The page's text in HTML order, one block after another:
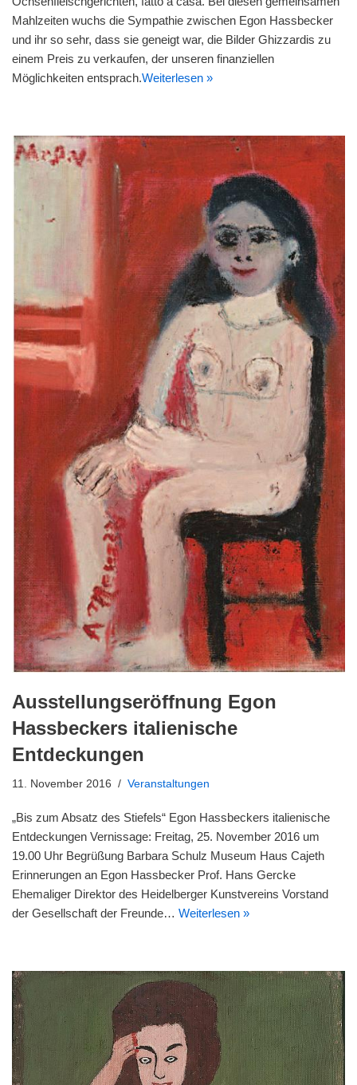
Mahlzeiten wuchs die Sympathie zwischen Egon Hassbecker
und ihr so sehr, dass sie geneigt war, die Bilder Ghizzardis zu
einem Preis zu verkaufen, der unseren finanziellen
Möglichkeiten entsprach.Weiterlesen »
Ausstellungseröffnung Egon
Hassbeckers italienische
Entdeckungen
11. November 2016 Veranstaltungen
„Bis zum Absatz des Stiefels“ Egon Hassbeckers italienische
Entdeckungen Vernissage: Freitag, 25. November 2016 um
19.00 Uhr Begrüßung Barbara Schulz Museum Haus Cajeth
Erinnerungen an Egon Hassbecker Prof. Hans Gercke
Ehemaliger Direktor des Heidelberger Kunstvereins Vorstand
der Gesellschaft der Freunde… Weiterlesen »